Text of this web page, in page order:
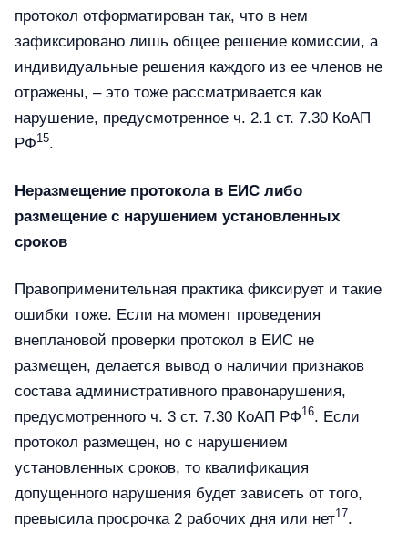
протокол отформатирован так, что в нем
зафиксировано лишь общее решение комиссии, а
индивидуальные решения каждого из ее членов не
отражены, – это тоже рассматривается как
нарушение, предусмотренное ч. 2.1 ст. 7.30 КоАП
РФ15.
Неразмещение протокола в ЕИС либо
размещение с нарушением установленных
сроков
Правоприменительная практика фиксирует и такие
ошибки тоже. Если на момент проведения
внеплановой проверки протокол в ЕИС не
размещен, делается вывод о наличии признаков
состава административного правонарушения,
предусмотренного ч. 3 ст. 7.30 КоАП РФ16. Если
протокол размещен, но с нарушением
установленных сроков, то квалификация
допущенного нарушения будет зависеть от того,
превысила просрочка 2 рабочих дня или нет17.